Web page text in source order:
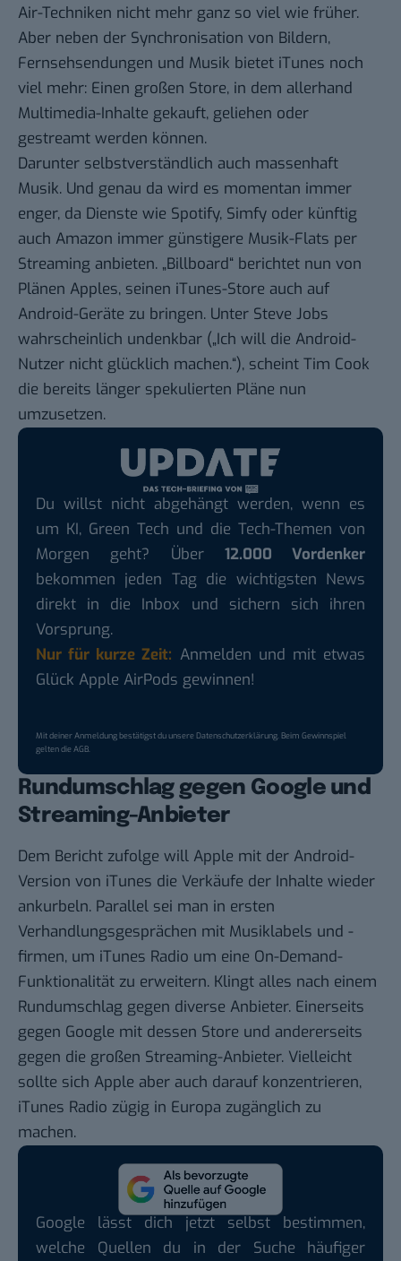
Air-Techniken nicht mehr ganz so viel wie früher.
Aber neben der Synchronisation von Bildern,
Fernsehsendungen und Musik bietet iTunes noch
viel mehr: Einen großen Store, in dem allerhand
Multimedia-Inhalte gekauft, geliehen oder
gestreamt werden können.
Darunter selbstverständlich auch massenhaft
Musik. Und genau da wird es momentan immer
enger, da Dienste wie Spotify, Simfy oder künftig
auch Amazon immer günstigere Musik-Flats per
Streaming anbieten. „Billboard“ berichtet nun von
Plänen Apples, seinen iTunes-Store auch auf
Android-Geräte zu bringen. Unter Steve Jobs
wahrscheinlich undenkbar („Ich will die Android-
Nutzer nicht glücklich machen.“), scheint Tim Cook
die bereits länger spekulierten Pläne nun
umzusetzen.
Du willst nicht abgehängt werden, wenn es
um KI, Green Tech und die Tech-Themen von
Morgen geht? Über 12.000 Vordenker
bekommen jeden Tag die wichtigsten News
direkt in die Inbox und sichern sich ihren
Vorsprung.
Nur für kurze Zeit: Anmelden und mit etwas
Glück Apple AirPods gewinnen!
Mit deiner Anmeldung bestätigst du unsereDatenschutzerklärung. Beim Gewinnspiel
gelten dieAGB.
Rundumschlag gegen Google und
Streaming-Anbieter
Dem Bericht zufolge will Apple mit der Android-
Version von iTunes die Verkäufe der Inhalte wieder
ankurbeln. Parallel sei man in ersten
Verhandlungsgesprächen mit Musiklabels und -
firmen, um iTunes Radio um eine On-Demand-
Funktionalität zu erweitern. Klingt alles nach einem
Rundumschlag gegen diverse Anbieter. Einerseits
gegen Google mit dessen Store und andererseits
gegen die großen Streaming-Anbieter. Vielleicht
sollte sich Apple aber auch darauf konzentrieren,
iTunes Radio zügig in Europa zugänglich zu
machen.
Google lässt dich jetzt selbst bestimmen,
welche Quellen du in der Suche häufiger